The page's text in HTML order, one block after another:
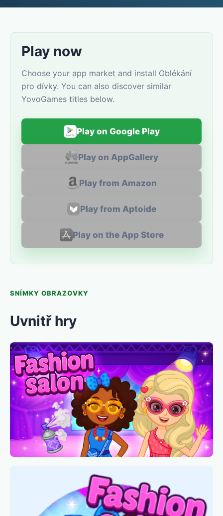
Play now
Choose your app market and install Oblékání
pro dívky. You can also discover similar
YovoGames titles below.
Play on Google Play
Play on AppGallery
Play from Amazon
Play from Aptoide
Play on the App Store
SNÍMKY OBRAZOVKY
Uvnitř hry